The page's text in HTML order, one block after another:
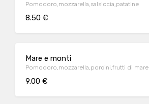
Pomodoro,mozzarella,salsiccia,patatine
8.50 €
Mare e monti
Pomodoro,mozzarella,porcini,frutti di mare
9.00 €